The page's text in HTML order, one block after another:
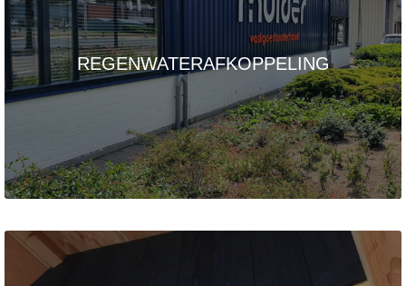
REGENWATERAFKOPPELING